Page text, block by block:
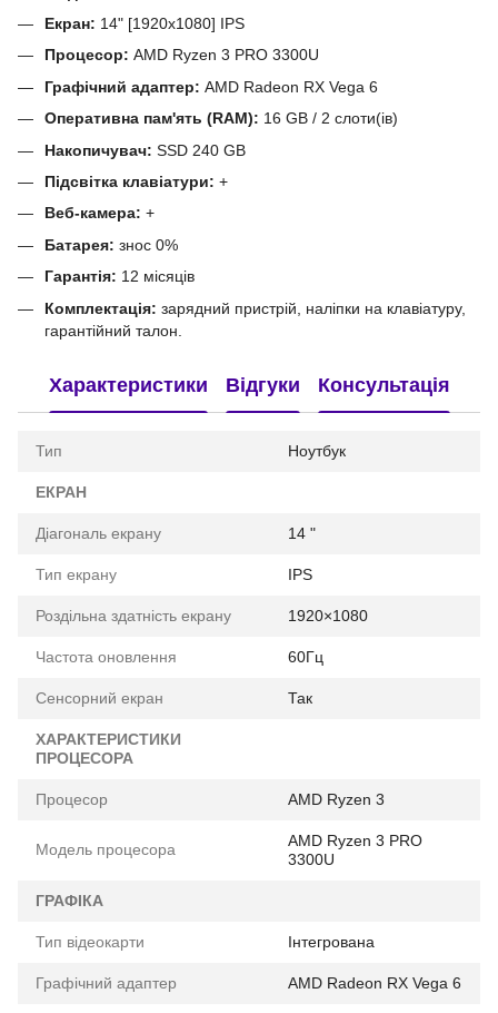
Екран: 14" [1920x1080] IPS
Процесор: AMD Ryzen 3 PRO 3300U
Графічний адаптер: AMD Radeon RX Vega 6
Оперативна пам'ять (RAM): 16 GB / 2 слоти(ів)
Накопичувач: SSD 240 GB
Підсвітка клавіатури: +
Веб-камера: +
Батарея: знос 0%
Гарантія: 12 місяців
Комплектація: зарядний пристрій, наліпки на клавіатуру,
гарантійний талон.
Характеристики Відгуки Консультація
Тип Ноутбук
ЕКРАН
Діагональ екрану 14 "
Тип екрану IPS
Роздільна здатність екрану 1920×1080
Частота оновлення 60Гц
Сенсорний екран Так
ХАРАКТЕРИСТИКИ
ПРОЦЕСОРА
Процесор AMD Ryzen 3
Модель процесора
AMD Ryzen 3 PRO
3300U
ГРАФІКА
Тип відеокарти Інтегрована
Графічний адаптер AMD Radeon RX Vega 6